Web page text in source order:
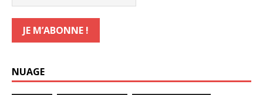
NUAGE